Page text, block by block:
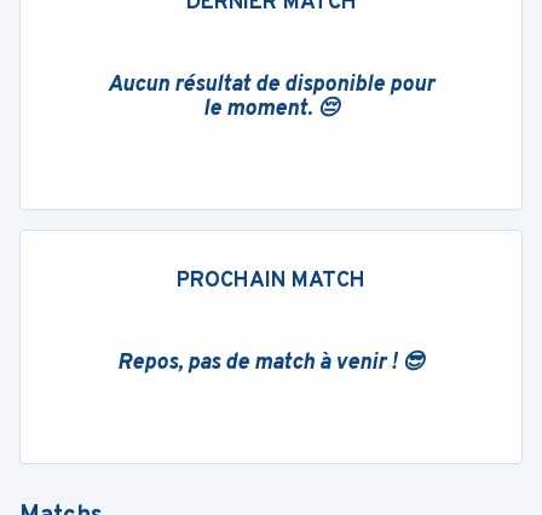
Aucun résultat de disponible pour
le moment. 😔
PROCHAIN MATCH
Repos, pas de match à venir ! 😎